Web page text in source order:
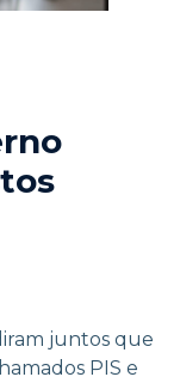
juntos que
PIS e